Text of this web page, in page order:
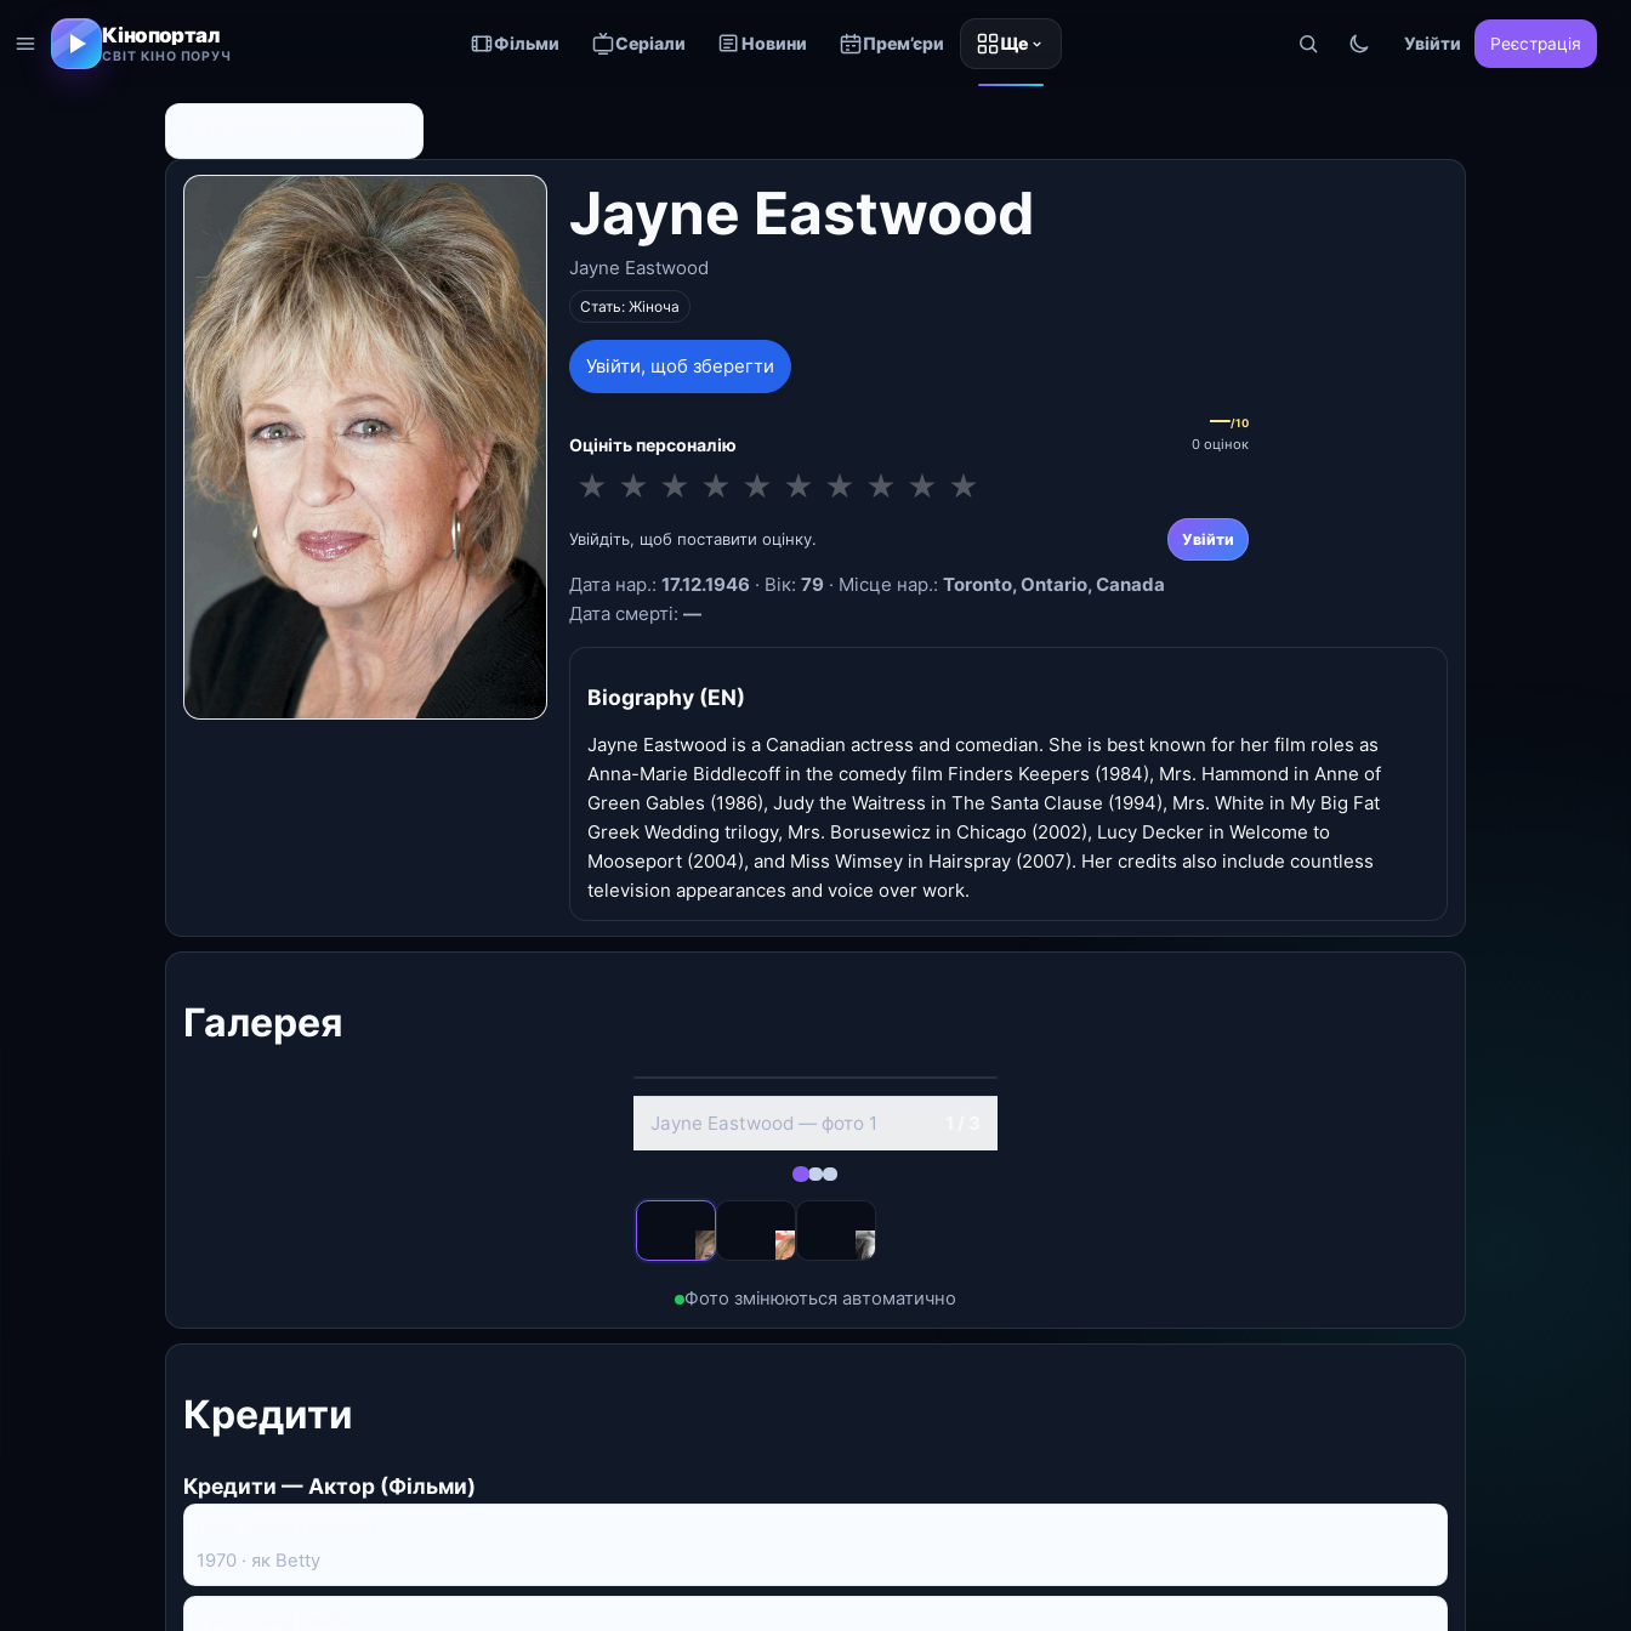
Кінопортал
СВІТ КІНО ПОРУЧ
Фільми Серіали Новини Прем’єри Ще Увійти Реєстрація
Jayne Eastwood
Jayne Eastwood
Стать: Жіноча
Увійти, щоб зберегти
Оцініть персоналію
—/10
0 оцінок
★ ★ ★ ★ ★ ★ ★ ★ ★ ★
Увійдіть, щоб поставити оцінку. Увійти
Дата нар.: 17.12.1946 · Вік: 79 · Місце нар.: Toronto, Ontario, Canada
Дата смерті: —
Biography (EN)
Jayne Eastwood is a Canadian actress and comedian. She is best known for her film roles as
Anna-Marie Biddlecoff in the comedy film Finders Keepers (1984), Mrs. Hammond in Anne of
Green Gables (1986), Judy the Waitress in The Santa Clause (1994), Mrs. White in My Big Fat
Greek Wedding trilogy, Mrs. Borusewicz in Chicago (2002), Lucy Decker in Welcome to
Mooseport (2004), and Miss Wimsey in Hairspray (2007). Her credits also include countless
television appearances and voice over work.
Галерея
‹ ›
Jayne Eastwood — фото 2
Фото змінюються автоматично
Кредити
Кредити — Актор (Фільми)
1970 · як Betty